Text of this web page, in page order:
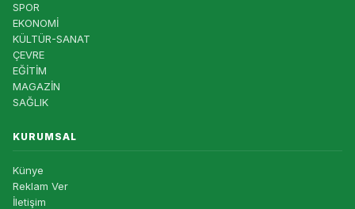
SPOR
EKONOMİ
KÜLTÜR-SANAT
ÇEVRE
EĞİTİM
MAGAZİN
SAĞLIK
KURUMSAL
Künye
Reklam Ver
İletişim